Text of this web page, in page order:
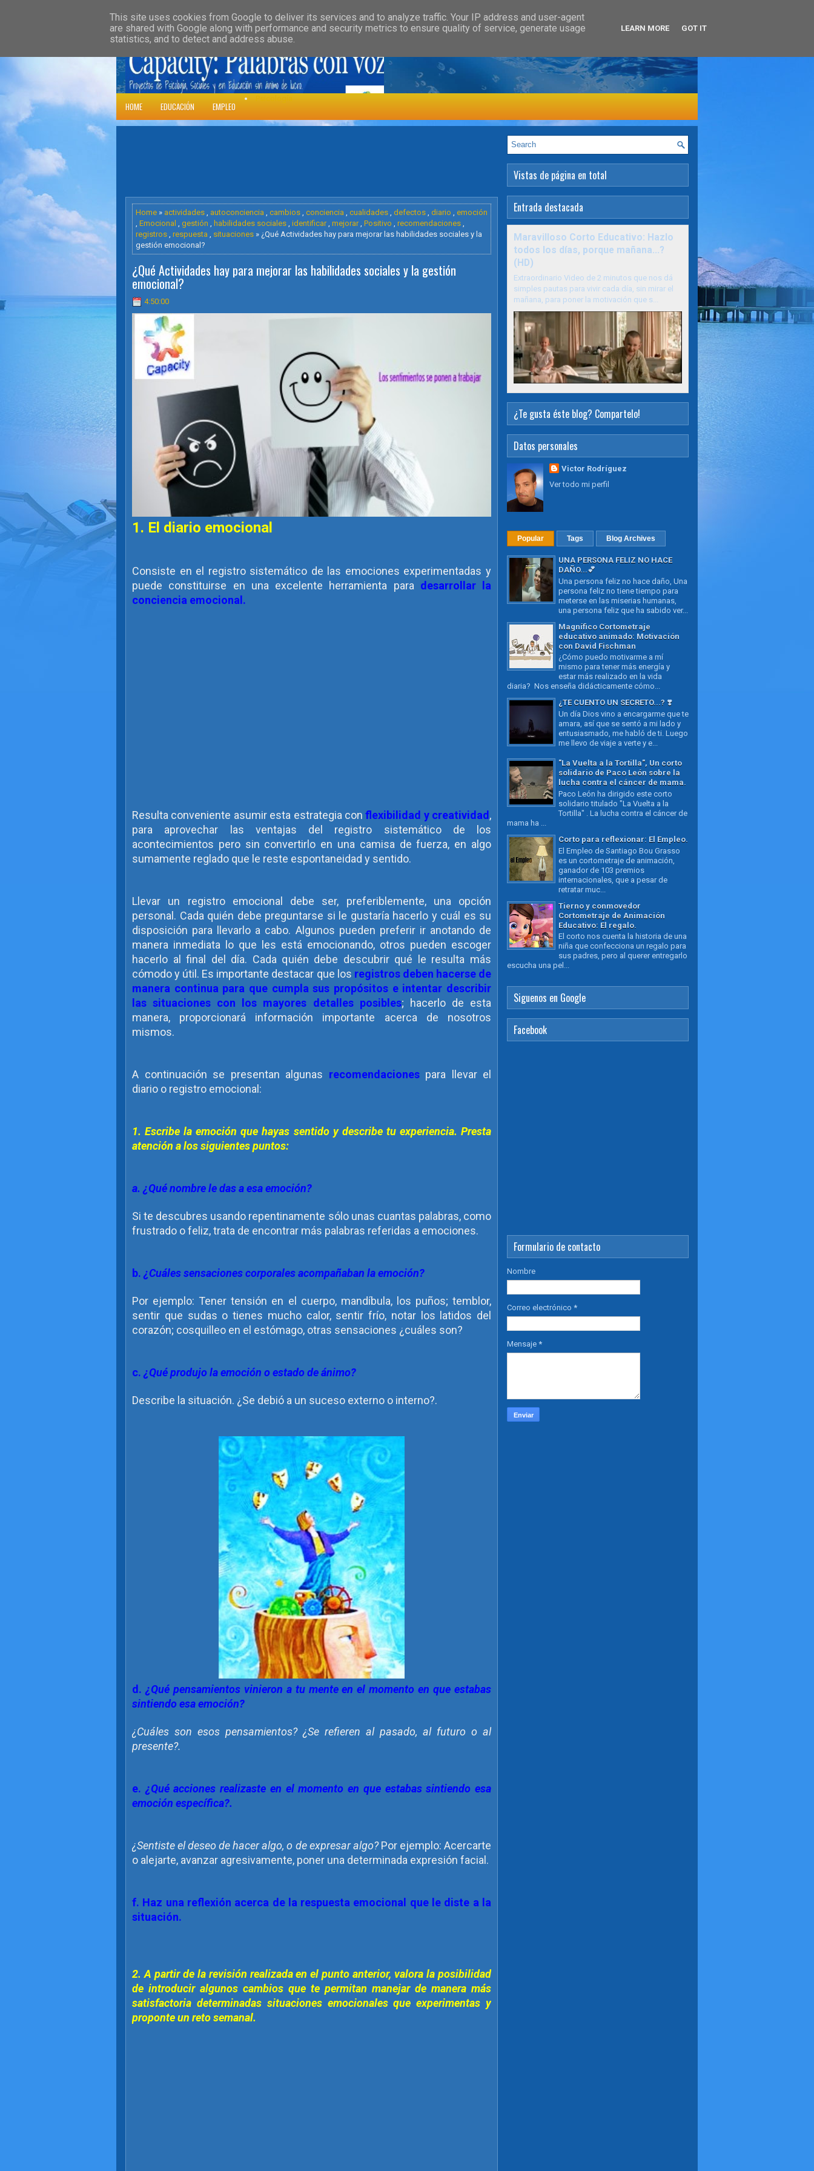
HOME DOWNLOADS » PARENT CATEGORY » FEATURED HEALTH »
HOME EDUCACIÓN EMPLEO
Home » actividades , autoconciencia , cambios , conciencia , cualidades , defectos , diario , emoción
, Emocional , gestión , habilidades sociales , identificar, mejorar, Positivo , recomendaciones ,
registros , respuesta , situaciones » ¿Qué Actividades hay para mejorar las habilidades sociales y la
gestión emocional?
¿Qué Actividades hay para mejorar las habilidades sociales y la gestión
emocional?
4:50:00
1. El diario emocional
Consiste en el registro sistemático de las emociones experimentadas y
puede constituirse en una excelente herramienta para desarrollar la
conciencia emocional.
Resulta conveniente asumir esta estrategia conflexibilidad y creatividad ,
para aprovechar las ventajas del registro sistemático de los
acontecimientos pero sin convertirlo en una camisa de fuerza, en algo
sumamente reglado que le reste espontaneidad y sentido.
Llevar un registro emocional debe ser, preferiblemente, una opción
personal. Cada quién debe preguntarse si le gustaría hacerlo y cuál es su
disposición para llevarlo a cabo. Algunos pueden preferir ir anotando de
manera inmediata lo que les está emocionando, otros pueden escoger
hacerlo al final del día. Cada quién debe descubrir qué le resulta más
cómodo y útil. Es importante destacar que los registros deben hacerse de
manera continua para que cumpla sus propósitos e intentar describir
las situaciones con los mayores detalles posibles; hacerlo de esta
manera, proporcionará información importante acerca de nosotros
mismos.
A continuación se presentan algunas recomendacionespara llevar el
diario o registro emocional:
1. Escribe la emoción que hayas sentido y describe tu experiencia. Presta
atención a los siguientes puntos:
a. ¿Qué nombre le das a esa emoción?
Si te descubres usando repentinamente sólo unas cuantas palabras, como
frustrado o feliz, trata de encontrar más palabras referidas a emociones.
b. ¿Cuáles sensaciones corporales acompañaban la emoción?
Por ejemplo: Tener tensión en el cuerpo, mandíbula, los puños; temblor,
sentir que sudas o tienes mucho calor, sentir frío, notar los latidos del
corazón; cosquilleo en el estómago, otras sensaciones ¿cuáles son?
c. ¿Qué produjo la emoción o estado de ánimo?
Describe la situación. ¿Se debió a un suceso externo o interno?.
d. ¿Qué pensamientos vinieron a tu mente en el momento en que estabas
sintiendo esa emoción?
¿Cuáles son esos pensamientos? ¿Se refieren al pasado, al futuro o al
presente?.
e. ¿Qué acciones realizaste en el momento en que estabas sintiendo esa
emoción específica?.
¿Sentiste el deseo de hacer algo, o de expresar algo?Por ejemplo: Acercarte
o alejarte, avanzar agresivamente, poner una determinada expresión facial.
f. Haz una reflexión acerca de la respuesta emocional que le diste a la
situación.
2. A partir de la revisión realizada en el punto anterior, valora la posibilidad
de introducir algunos cambios que te permitan manejar de manera más
satisfactoria determinadas situaciones emocionales que experimentas y
proponte un reto semanal.
Vistas de página en total
Entrada destacada
Maravilloso Corto Educativo: Hazlo
todos los días, porque mañana...?
(HD)
Extraordinario Video de 2 minutos que nos dá
simples pautas para vivir cada día, sin mirar el
mañana, para poner la motivación que s...
¿Te gusta éste blog? Compartelo!
Datos personales
Victor Rodríguez
Ver todo mi perfil
Popular Tags Blog Archives
UNA PERSONA FELIZ NO HACE
DAÑO...💕
Una persona feliz no hace daño, Una
persona feliz no tiene tiempo para
meterse en las miserias humanas,
una persona feliz que ha sabido ver...
Magnífico Cortometraje
educativo animado: Motivación
con David Fischman
¿Cómo puedo motivarme a mí
mismo para tener más energía y
estar más realizado en la vida
diaria? Nos enseña didácticamente cómo...
¿TE CUENTO UN SECRETO...? ❣️
Un día Dios vino a encargarme que te
amara, así que se sentó a mi lado y
entusiasmado, me habló de ti. Luego
me llevo de viaje a verte y e...
"La Vuelta a la Tortilla", Un corto
solidario de Paco León sobre la
lucha contra el cáncer de mama.
Paco León ha dirigido este corto
solidario titulado "La Vuelta a la
Tortilla" . La lucha contra el cáncer de
mama ha ...
Corto para reflexionar: El Empleo.
El Empleo de Santiago Bou Grasso
es un cortometraje de animación,
ganador de 103 premios
internacionales, que a pesar de
retratar muc...
Tierno y conmovedor
Cortometraje de Animación
Educativo: El regalo.
El corto nos cuenta la historia de una
niña que confecciona un regalo para
sus padres, pero al querer entregarlo
escucha una pel...
Siguenos en Google
Facebook
Formulario de contacto
Nombre
Correo electrónico *
Mensaje *
This site uses cookies from Google to deliver its services and to analyze traffic. Your IP address and user-agent
are shared with Google along with performance and security metrics to ensure quality of service, generate usage
statistics, and to detect and address abuse.
LEARN MORE GOT IT